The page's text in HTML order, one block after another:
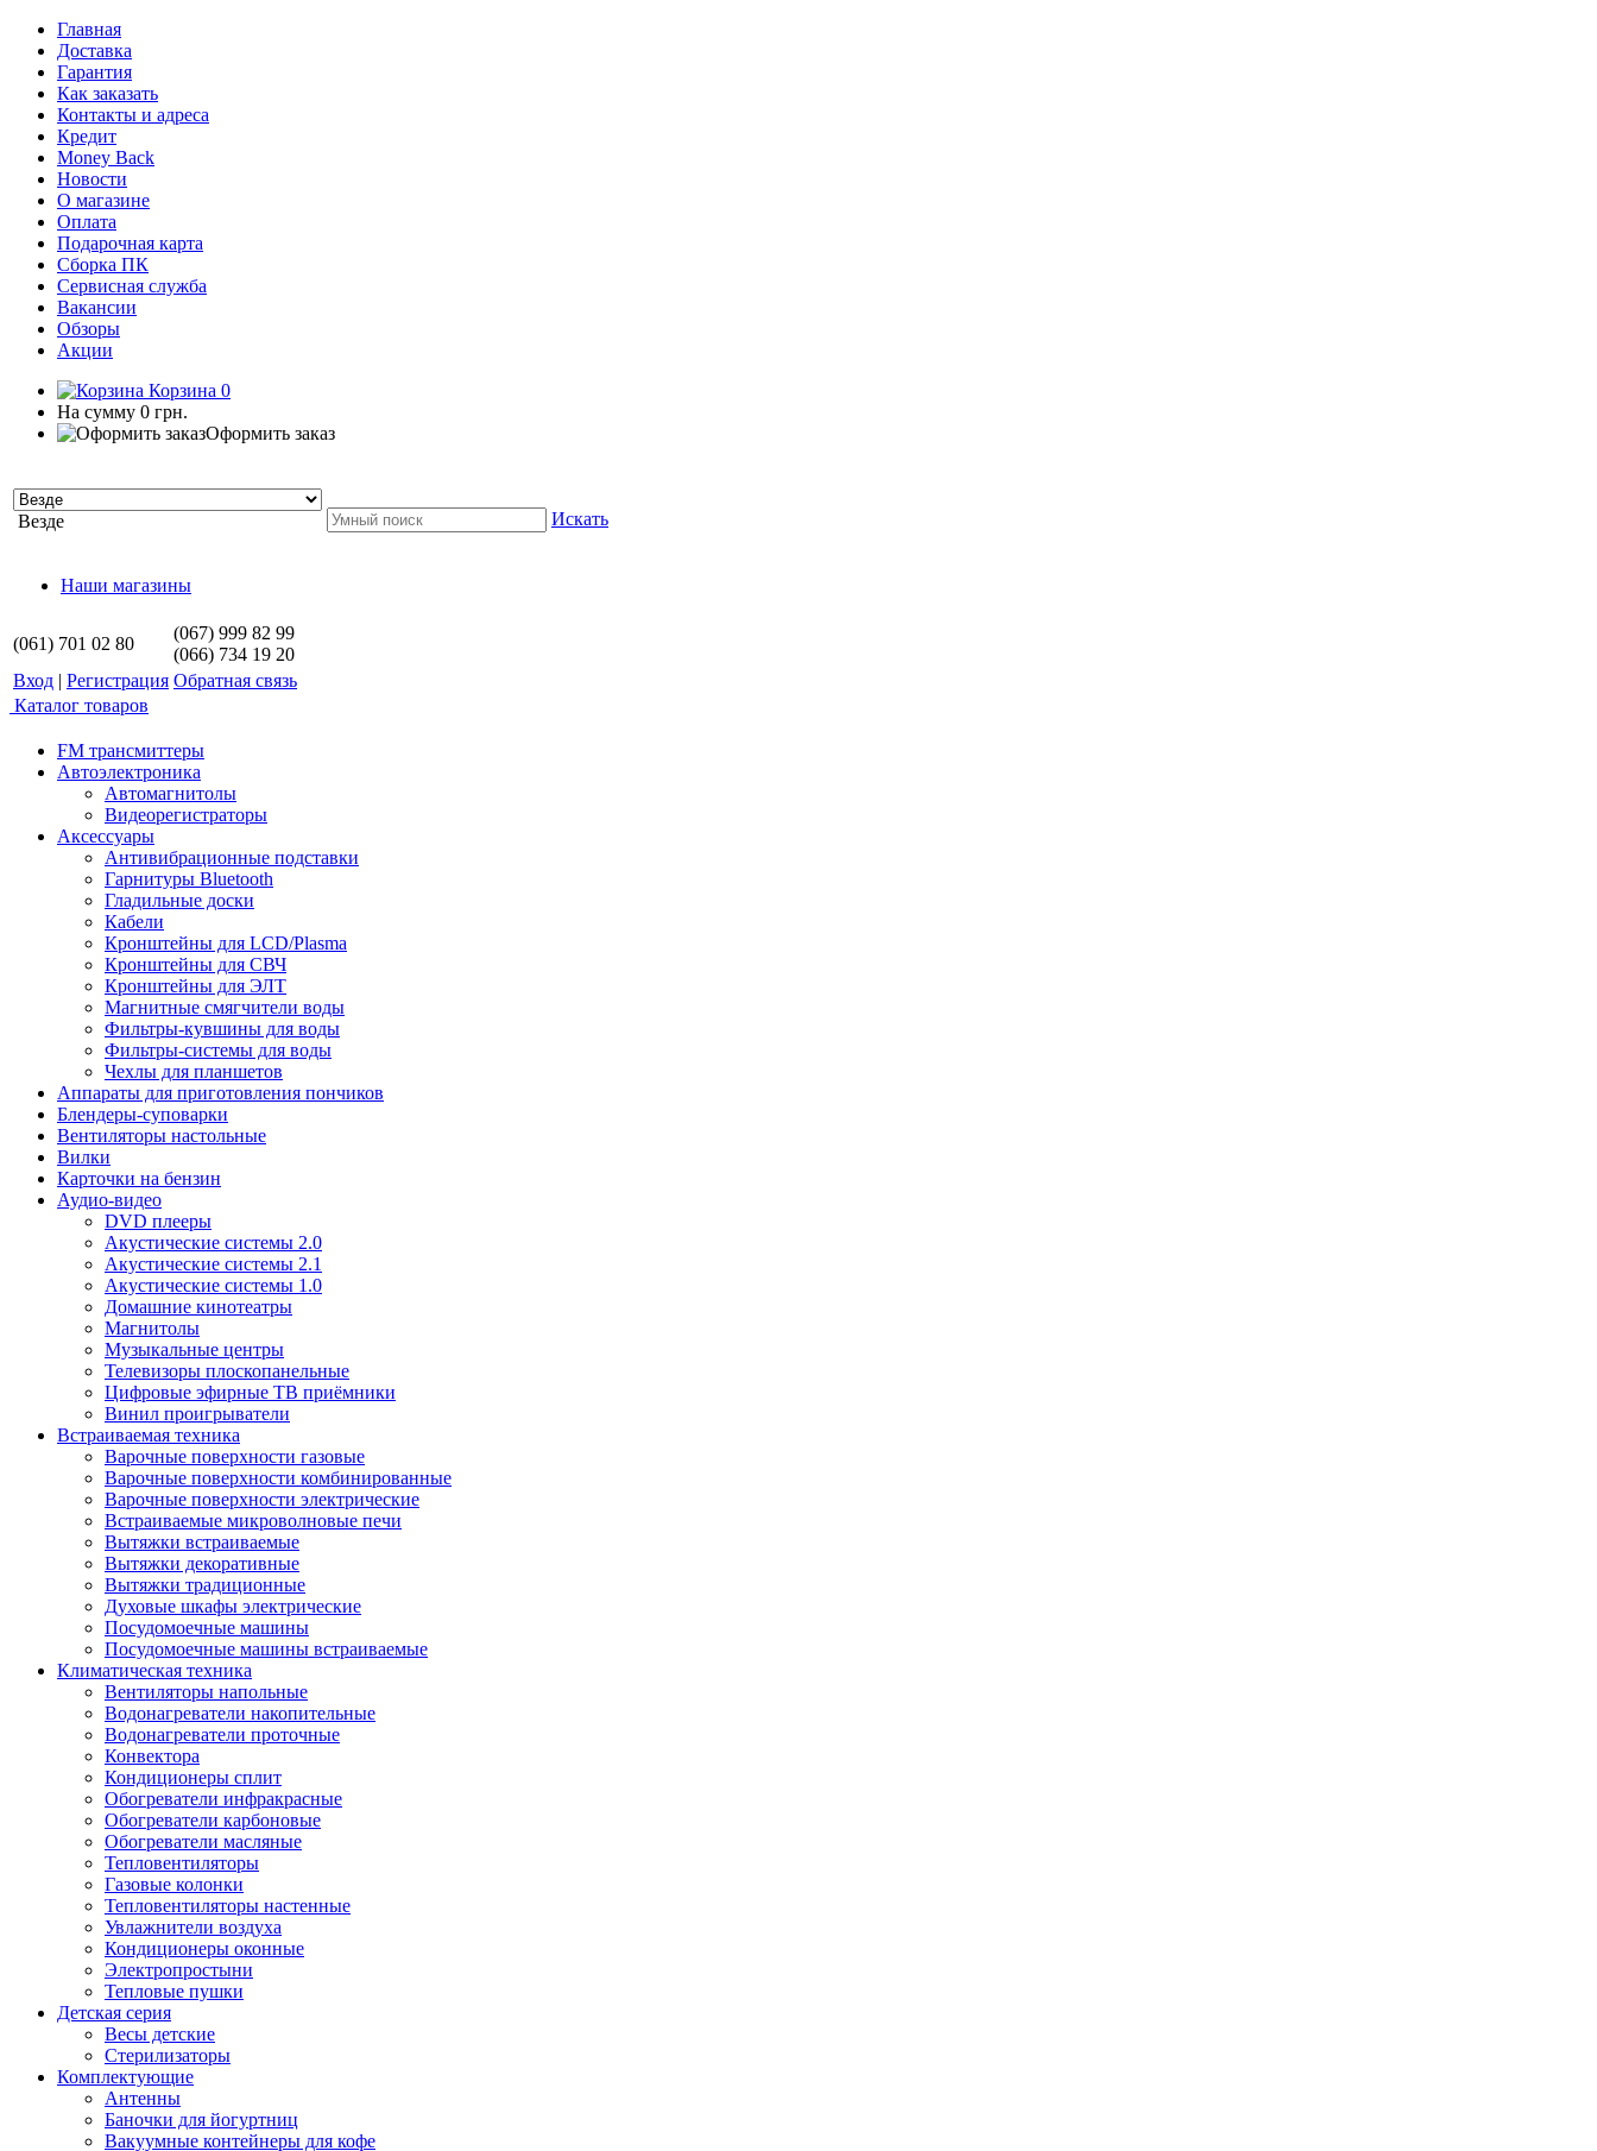
Главная
Доставка
Гарантия
Как заказать
Контакты и адреса
Кредит
Money Back
Новости
О магазине
Оплата
Подарочная карта
Сборка ПК
Сервисная служба
Вакансии
Обзоры
Акции
Корзина 0
На сумму 0 грн.
Оформить заказ
Везде Искать
Наши магазины
(061) 701 02 80
(067) 999 82 99
(066) 734 19 20
Вход | Регистрация Обратная связь
Каталог товаров
FM трансмиттеры
Автоэлектроника
Автомагнитолы
Видеорегистраторы
Аксессуары
Антивибрационные подставки
Гарнитуры Bluetooth
Гладильные доски
Кабели
Кронштейны для LCD/Plasma
Кронштейны для СВЧ
Кронштейны для ЭЛТ
Магнитные смягчители воды
Фильтры-кувшины для воды
Фильтры-системы для воды
Чехлы для планшетов
Аппараты для приготовления пончиков
Блендеры-суповарки
Вентиляторы настольные
Вилки
Карточки на бензин
Аудио-видео
DVD плееры
Акустические системы 2.0
Акустические системы 2.1
Акустические системы 1.0
Домашние кинотеатры
Магнитолы
Музыкальные центры
Телевизоры плоскопанельные
Цифровые эфирные ТВ приёмники
Винил проигрыватели
Встраиваемая техника
Варочные поверхности газовые
Варочные поверхности комбинированные
Варочные поверхности электрические
Встраиваемые микроволновые печи
Вытяжки встраиваемые
Вытяжки декоративные
Вытяжки традиционные
Духовые шкафы электрические
Посудомоечные машины
Посудомоечные машины встраиваемые
Климатическая техника
Вентиляторы напольные
Водонагреватели накопительные
Водонагреватели проточные
Конвектора
Кондиционеры сплит
Обогреватели инфракрасные
Обогреватели карбоновые
Обогреватели масляные
Тепловентиляторы
Газовые колонки
Тепловентиляторы настенные
Увлажнители воздуха
Кондиционеры оконные
Электропростыни
Тепловые пушки
Детская серия
Весы детские
Стерилизаторы
Комплектующие
Антенны
Баночки для йогуртниц
Вакуумные контейнеры для кофе